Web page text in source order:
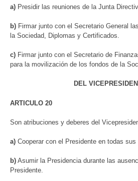
a) Presidir las reuniones de la Junta
b) Firmar junto con el Secretario General
la Sociedad, Diplomas y Certificados.
c) Firmar junto con el Secretario de
para la movilización de los fondos de la
DEL
ARTICULO 20
Son atribuciones y deberes del
a) Cooperar con el Presidente en todas sus
b) Asumir la Presidencia durante las
Presidente.